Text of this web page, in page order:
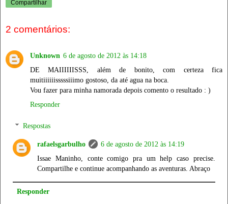
Compartilhar
2 comentários:
Unknown 6 de agosto de 2012 às 14:18
DE MAIIIIIISSS, além de bonito, com certeza fica
muitiiiiiisssssiiimo gostoso, da até agua na boca.
Vou fazer para minha namorada depois comento o resultado : )
Responder
Respostas
rafaelsgarbulho
6 de agosto de 2012 às 14:19
Issae Maninho, conte comigo pra um help caso precise.
Compartilhe e continue acompanhando as aventuras. Abraço
Responder